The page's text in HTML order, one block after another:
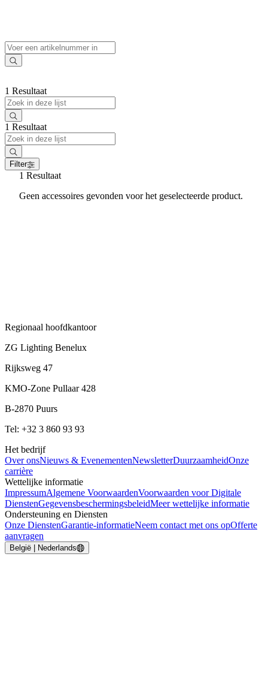
1 Resultaat
1 Resultaat
Filter
1 Resultaat
Geen accessoires gevonden voor het geselecteerde product.
Regionaal hoofdkantoor
ZG Lighting Benelux
Rijksweg 47
KMO-Zone Pullaar 428
B-2870 Puurs
Tel: +32 3 860 93 93
Het bedrijf
Over onsNieuws & EvenementenNewsletterDuurzaamheidOnze
carrière
Wettelijke informatie
ImpressumAlgemene VoorwaardenVoorwaarden voor Digitale
DienstenGegevensbeschermingsbeleidMeer wettelijke informatie
Ondersteuning en Diensten
Onze DienstenGarantie-informatieNeem contact met ons opOfferte
aanvragen
België | Nederlands